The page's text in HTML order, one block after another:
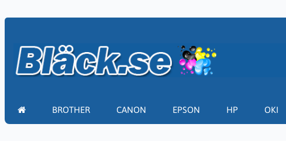
BROTHER CANON EPSON HP OKI